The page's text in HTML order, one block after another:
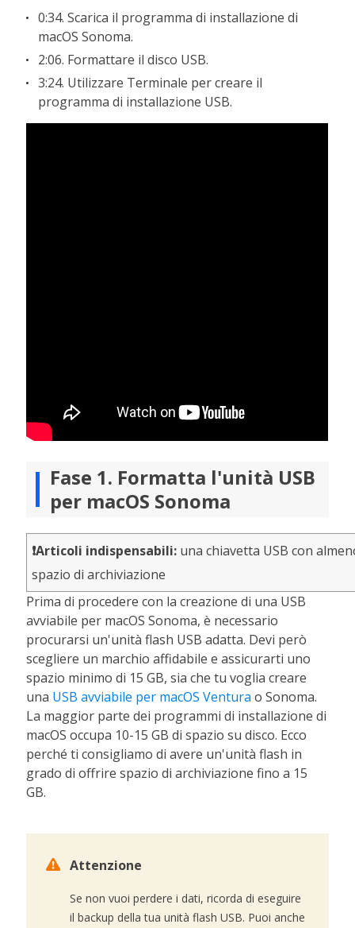
0:34. Scarica il programma di installazione di
macOS Sonoma.
2:06. Formattare il disco USB.
3:24. Utilizzare Terminale per creare il
programma di installazione USB.
Fase 1. Formatta l'unità USB
per macOS Sonoma
❗Articoli indispensabili: una chiavetta USB con
spazio di archiviazione
Prima di procedere con la creazione di una USB
avviabile per macOS Sonoma, è necessario
procurarsi un'unità flash USB adatta. Devi però
scegliere un marchio affidabile e assicurarti uno
spazio minimo di 15 GB, sia che tu voglia creare
una USB avviabile per macOS Ventura o Sonoma.
La maggior parte dei programmi di installazione di
macOS occupa 10-15 GB di spazio su disco. Ecco
perché ti consigliamo di avere un'unità flash in
grado di offrire spazio di archiviazione fino a 15
GB.
 Attenzione
Se non vuoi perdere i dati, ricorda di eseguire
il backup della tua unità flash USB. Puoi anche